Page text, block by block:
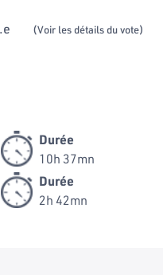
(Voir les détails du vote)
Durée
10h 37mn
Durée
2h 42mn